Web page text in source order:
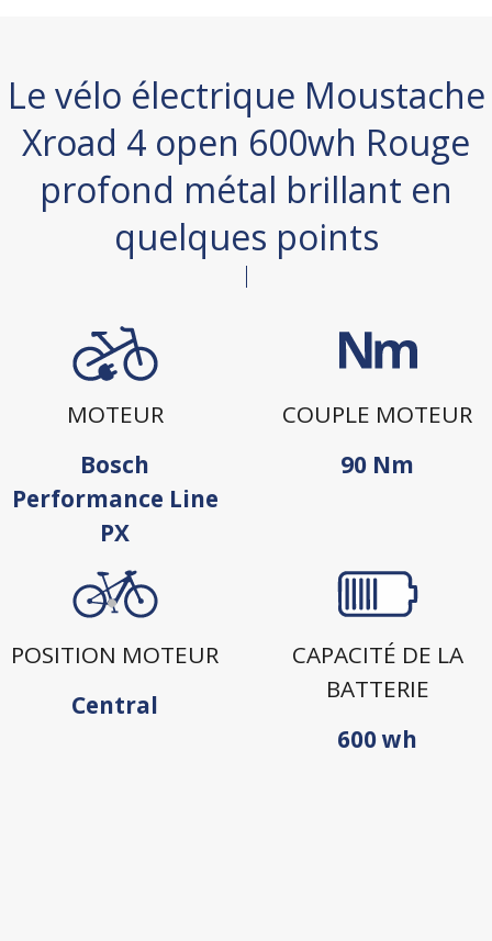
Le vélo électrique Moustache
Xroad 4 open 600wh Rouge
profond métal brillant en
quelques points
MOTEUR
Bosch
Performance Line
PX
COUPLE MOTEUR
90 Nm
POSITION MOTEUR
Central
CAPACITÉ DE LA
BATTERIE
600 wh